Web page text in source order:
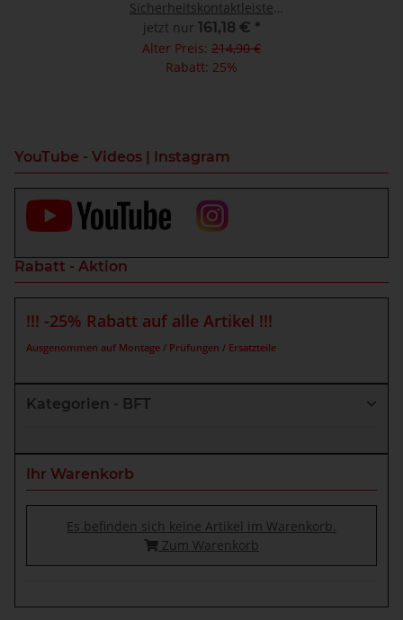
Sicherheitskontaktleiste
25/30 1800mm
jetzt nur 161,18 € *
Alter Preis: 214,90 €
Rabatt: 25%
YouTube - Videos | Instagram
Rabatt - Aktion
!!! -25% Rabatt auf alle Artikel !!!
Ausgenommen auf Montage / Prüfungen / Ersatzteile
Kategorien - BFT
Ihr Warenkorb
Es befinden sich keine Artikel im Warenkorb.
Zum Warenkorb